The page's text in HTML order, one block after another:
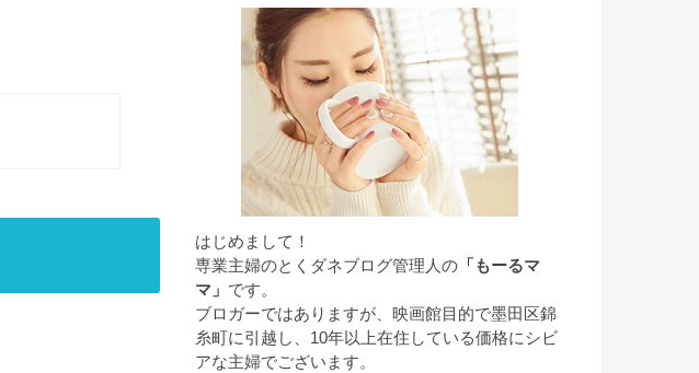
はじめまして！
専業主婦のとくダネブログ管理人の 「もーるマ
マ」 です。
ブロガーではありますが、映画館目的で墨田区錦
糸町に引越し、10年以上在住している価格にシビ
アな主婦でございます。